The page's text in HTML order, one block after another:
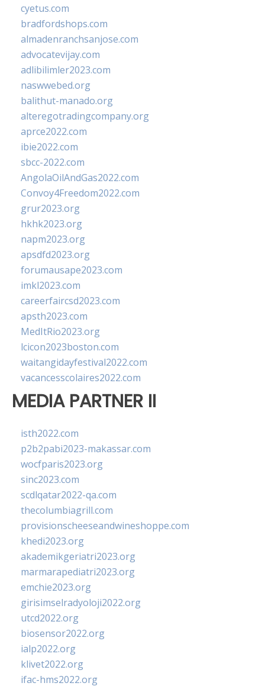
cyetus.com
bradfordshops.com
almadenranchsanjose.com
advocatevijay.com
adlibilimler2023.com
naswwebed.org
balithut-manado.org
alteregotradingcompany.org
aprce2022.com
ibie2022.com
sbcc-2022.com
AngolaOilAndGas2022.com
Convoy4Freedom2022.com
grur2023.org
hkhk2023.org
napm2023.org
apsdfd2023.org
forumausape2023.com
imkl2023.com
careerfaircsd2023.com
apsth2023.com
MedItRio2023.org
lcicon2023boston.com
waitangidayfestival2022.com
vacancesscolaires2022.com
MEDIA PARTNER II
isth2022.com
p2b2pabi2023-makassar.com
wocfparis2023.org
sinc2023.com
scdlqatar2022-qa.com
thecolumbiagrill.com
provisionscheeseandwineshoppe.com
khedi2023.org
akademikgeriatri2023.org
marmarapediatri2023.org
emchie2023.org
girisimselradyoloji2022.org
utcd2022.org
biosensor2022.org
ialp2022.org
klivet2022.org
ifac-hms2022.org